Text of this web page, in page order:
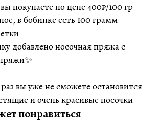
покупаете по цене 400₽/100 гр
в бобинке есть 100 грамм
добавлено носочная пряжа с
вы уже не сможете остановится
и очень красивые носочки
понравиться